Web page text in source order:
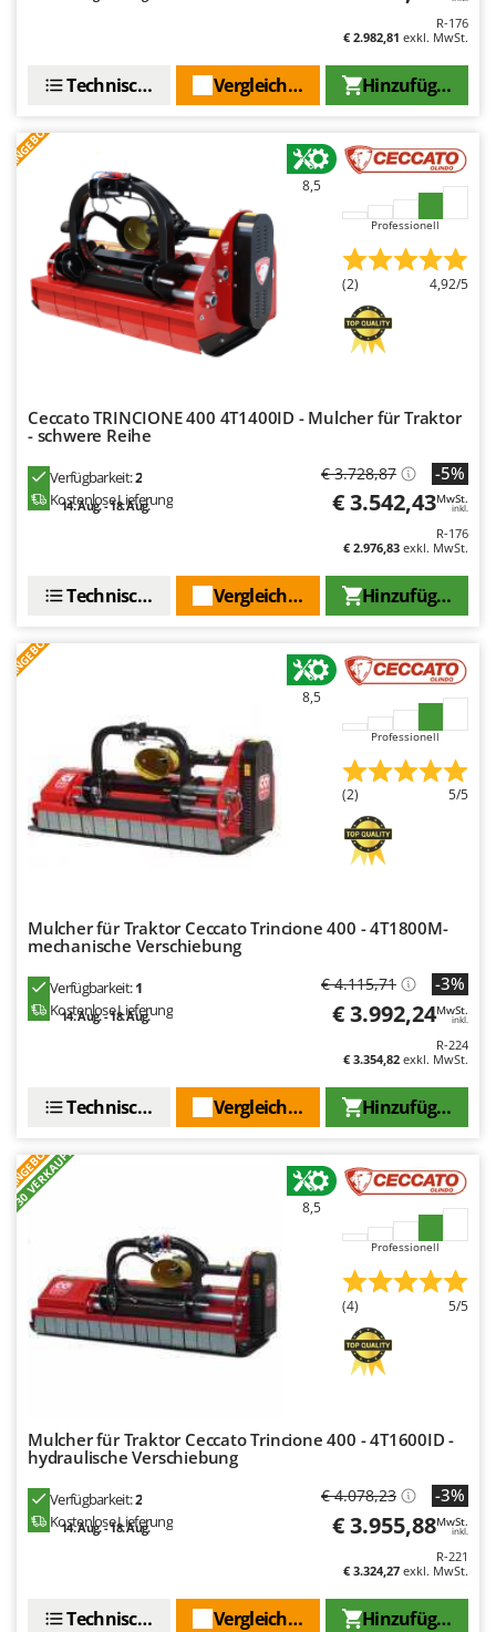
R-176
€ 2.982,81 exkl. MwSt.
Hinzufügen
Vergleichen Sie
Technische Daten
ANGEBOT
8,5
Professionell
(2) 4,92/5
Ceccato TRINCIONE 400 4T1400ID - Mulcher für Traktor
- schwere Reihe
Verfügbarkeit:2
Kostenlose Lieferung
14. Aug. - 18. Aug.
€ 3.728,87 -5%
€ 3.542,43MwSt.
inkl.
R-176
€ 2.976,83 exkl. MwSt.
Hinzufügen
Vergleichen Sie
Technische Daten
ANGEBOT
8,5
Professionell
(2) 5/5
Mulcher für Traktor Ceccato Trincione 400 - 4T1800M-
mechanische Verschiebung
Verfügbarkeit:1
Kostenlose Lieferung
14. Aug. - 18. Aug.
€ 4.115,71 -3%
€ 3.992,24MwSt.
inkl.
R-224
€ 3.354,82 exkl. MwSt.
Hinzufügen
Vergleichen Sie
Technische Daten
ANGEBOT
+30 VERKAUFT 8,5
Professionell
(4) 5/5
Mulcher für Traktor Ceccato Trincione 400 - 4T1600ID -
hydraulische Verschiebung
Verfügbarkeit:2
Kostenlose Lieferung
14. Aug. - 18. Aug.
€ 4.078,23 -3%
€ 3.955,88MwSt.
inkl.
R-221
€ 3.324,27 exkl. MwSt.
Hinzufügen
Vergleichen Sie
Technische Daten